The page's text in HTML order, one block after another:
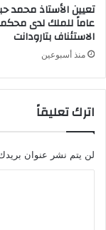
تعيين الأستاذ محمد
عاماً للملك لدى
الاستئناف بتارودانت
منذ أسبوعين
اترك تعليقاً
لن يتم نشر عنوان بريدك